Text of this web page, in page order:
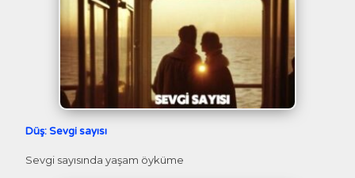
Düş: Sevgi sayısı
Sevgi sayısında yaşam öyküme